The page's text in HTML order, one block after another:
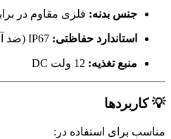
جنس بدنه: فلزی مقاوم در
استاندارد حفاظتی:
منبع تغذیه:
💡 کاربردها
مناسب برای استفاده در: